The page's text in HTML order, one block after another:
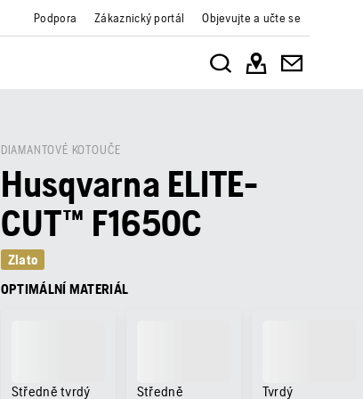
Podpora Zákaznický portál Objevujte a učte se
DIAMANTOVÉ KOTOUČE
Husqvarna ELITE-
CUT™ F1650C
Zlato
OPTIMÁLNÍ MATERIÁL
Středně tvrdý Středně Tvrdý